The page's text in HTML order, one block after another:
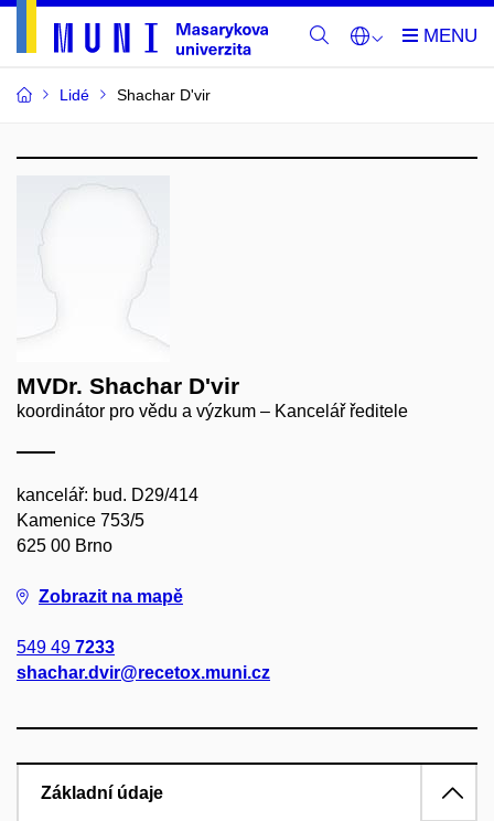
Lidé Shachar D'vir
MVDr. Shachar D'vir
koordinátor pro vědu a výzkum – Kancelář ředitele
kancelář: bud. D29/414
Kamenice 753/5
625 00 Brno
Zobrazit na mapě
549 49 7233
shachar.dvir@recetox.muni.cz
Základní údaje